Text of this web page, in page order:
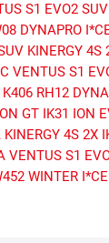
S1 EVO2 SUV
DYNAPRO
KINERGY 4S
VENTUS S1
RH12
GT IK31 ION
4S 2X
VENTUS S1
WINTER